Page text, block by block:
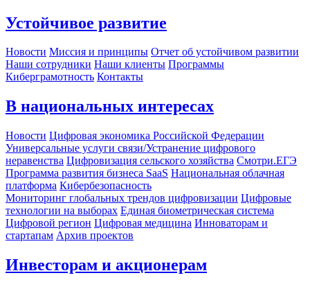
Устойчивое развитие
Новости Миссия и принципы Отчет об устойчивом развитии
Наши сотрудники Наши клиенты Программы
Киберграмотность Контакты
В национальных интересах
Новости Цифровая экономика Российской Федерации
Универсальные услуги связи/Устранение цифрового
неравенства Цифровизация сельского хозяйства Смотри.ЕГЭ
Программа развития бизнеса SaaS Национальная облачная
платформа Кибербезопасность
Мониторинг глобальных трендов цифровизации Цифровые
технологии на выборах Единая биометрическая система
Цифровой регион Цифровая медицина Инноваторам и
стартапам Архив проектов
Инвесторам и акционерам